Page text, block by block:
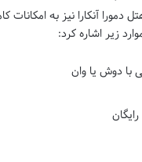
دمورا آنکارا نیز به
زیر اشاره کرد:
با دوش یا وان